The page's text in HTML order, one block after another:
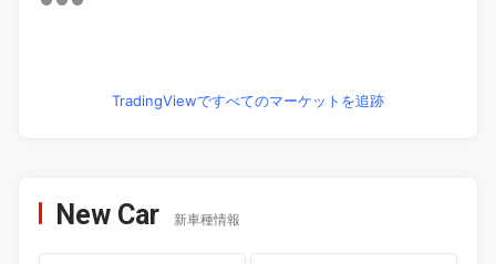
TradingViewですべてのマーケットを追跡
New Car 新車種情報